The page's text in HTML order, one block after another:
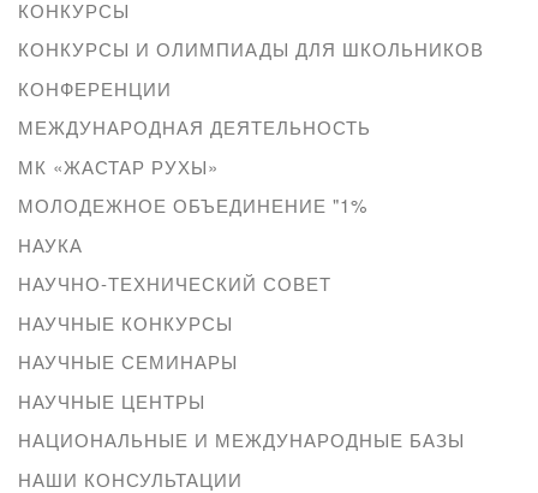
КОНКУРСЫ
КОНКУРСЫ И ОЛИМПИАДЫ ДЛЯ ШКОЛЬНИКОВ
КОНФЕРЕНЦИИ
МЕЖДУНАРОДНАЯ ДЕЯТЕЛЬНОСТЬ
МК «ЖАСТАР РУХЫ»
МОЛОДЕЖНОЕ ОБЪЕДИНЕНИЕ "1%
НАУКА
НАУЧНО-ТЕХНИЧЕСКИЙ СОВЕТ
НАУЧНЫЕ КОНКУРСЫ
НАУЧНЫЕ СЕМИНАРЫ
НАУЧНЫЕ ЦЕНТРЫ
НАЦИОНАЛЬНЫЕ И МЕЖДУНАРОДНЫЕ БАЗЫ
НАШИ КОНСУЛЬТАЦИИ